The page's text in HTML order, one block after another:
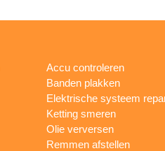
Accu controleren
Banden plakken
Elektrische systeem
Ketting smeren
Olie verversen
Remmen afstellen